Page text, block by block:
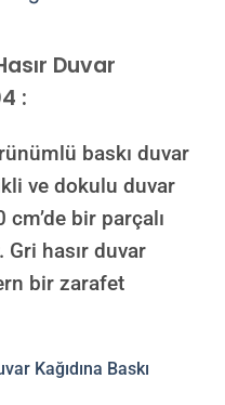
Duvar
:
baskı duvar
ve dokulu duvar
bir parçalı
Gri hasır duvar
bir zarafet